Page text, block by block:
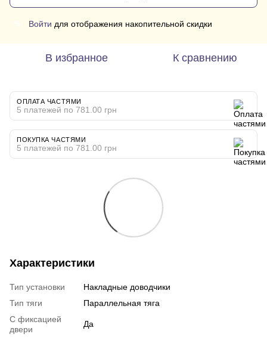
Войти для отображения накопительной скидки
В избранное К сравнению
ОПЛАТА ЧАСТЯМИ
5 платежей по 781.00 грн
ПОКУПКА ЧАСТЯМИ
5 платежей по 781.00 грн
Характеристики
Тип установки
Накладные доводчики
Тип тяги
Параллельная тяга
С фиксацией
двери
Да